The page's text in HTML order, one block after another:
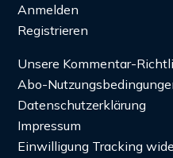
Anmelden
Registrieren
Unsere Kommentar-
Abo-
Datenschutzerklärung
Impressum
Einwilligung Tracking